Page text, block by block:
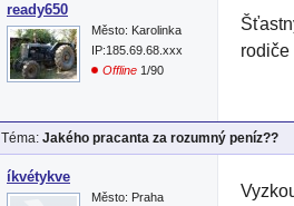
ready650
Město: Karolinka
IP:185.69.68.xxx
Offline 1/90
Téma: Jakého pracanta za rozumný peníz??
íkvétykve
Město: Praha